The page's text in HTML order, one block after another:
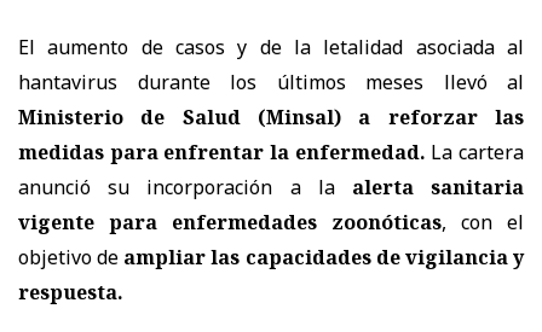
El aumento de casos y de la letalidad asociada al
hantavirus durante los últimos meses llevó al
Ministerio de Salud (Minsal) a reforzar las
medidas para enfrentar la enfermedad. La cartera
anunció su incorporación a la alerta sanitaria
vigente para enfermedades zoonóticas, con el
objetivo de ampliar las capacidades de vigilancia y
respuesta.